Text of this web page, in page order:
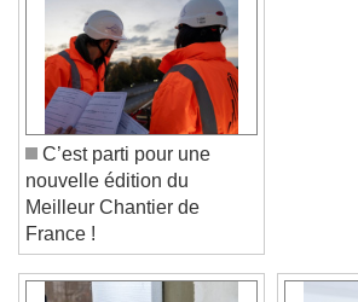
C’est parti pour une
nouvelle édition du
Meilleur Chantier de
France !